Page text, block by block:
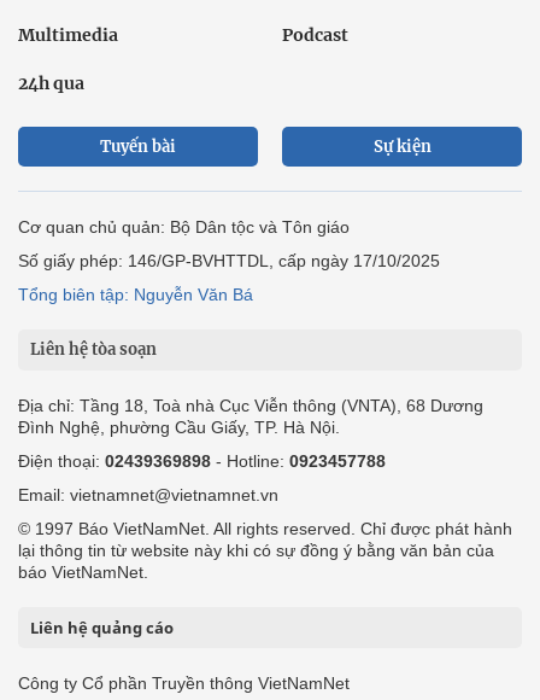
Multimedia Podcast
24h qua
Tuyến bài Sự kiện
Cơ quan chủ quản: Bộ Dân tộc và Tôn giáo
Số giấy phép: 146/GP-BVHTTDL, cấp ngày 17/10/2025
Tổng biên tập: Nguyễn Văn Bá
Liên hệ tòa soạn
Địa chỉ: Tầng 18, Toà nhà Cục Viễn thông (VNTA), 68 Dương
Đình Nghệ, phường Cầu Giấy, TP. Hà Nội.
Điện thoại: 02439369898 - Hotline: 0923457788
Email: vietnamnet@vietnamnet.vn
© 1997 Báo VietNamNet. All rights reserved. Chỉ được phát hành
lại thông tin từ website này khi có sự đồng ý bằng văn bản của
báo VietNamNet.
Liên hệ quảng cáo
Công ty Cổ phần Truyền thông VietNamNet